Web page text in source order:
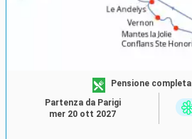
Pensione completa
Partenza da Parigi
mer 20 ott 2027